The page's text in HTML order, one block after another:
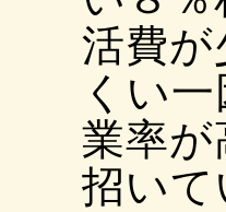
活費
くい
業率
招い